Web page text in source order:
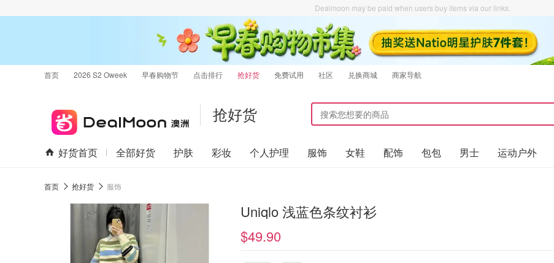
Dealmoon may be paid when users buy items via our links.
首页 2026 S2 Oweek 早春购物节 点击排行 抢好货 免费试用 社区 兑换商城 商家导航
抢好货
好货首页 全部好货 护肤 彩妆 个人护理 服饰 女鞋 配饰 包包 男士 运动户外
首页 抢好货 服饰
Uniqlo 浅蓝色条纹衬衫
$49.90